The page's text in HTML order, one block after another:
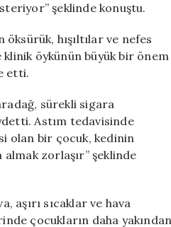
şeklinde konuştu.
hışıltılar ve nefes
öykünün büyük bir önem
etti.
sürekli sigara
Astım tedavisinde
olan bir çocuk, kedinin
zorlaşır” şeklinde
aşırı sıcaklar ve hava
çocukların daha yakından